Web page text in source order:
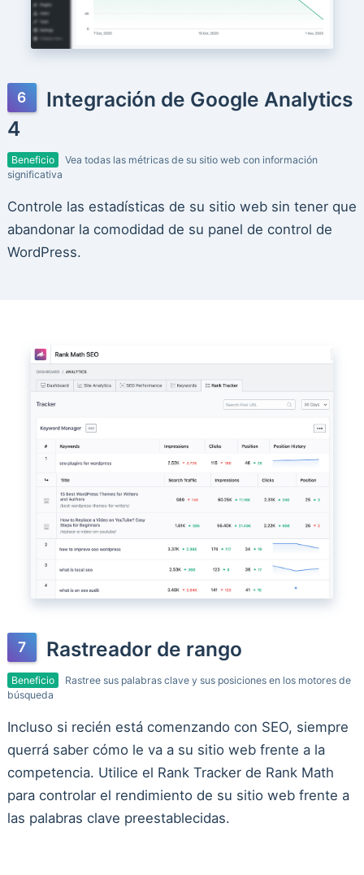
Integración de Google Analytics
4
Beneficio
Vea todas las métricas de su sitio web con información
significativa
Controle las estadísticas de su sitio web sin tener que
abandonar la comodidad de su panel de control de
WordPress.
Rastreador de rango
Beneficio
Rastree sus palabras clave y sus posiciones en los motores de
búsqueda
Incluso si recién está comenzando con SEO, siempre
querrá saber cómo le va a su sitio web frente a la
competencia. Utilice el Rank Tracker de Rank Math
para controlar el rendimiento de su sitio web frente a
las palabras clave preestablecidas.